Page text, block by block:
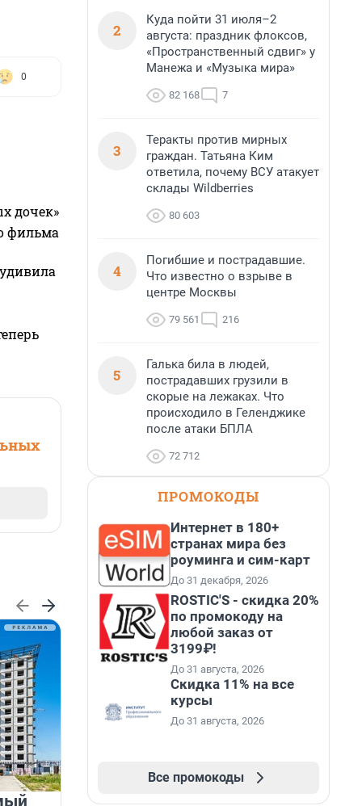
0
дочек»
фильма
«Лучший проект КРТ»
2
Куда пойти 31 июля–2
августа: праздник флоксов,
«Пространственный сдвиг» у
Манежа и «Музыка мира»
82 168 7
3
Теракты против мирных
граждан. Татьяна Ким
ответила, почему ВСУ атакует
склады Wildberries
80 603
4
Погибшие и пострадавшие.
Что известно о взрыве в
центре Москвы
79 561 216
5
Галька била в людей,
пострадавших грузили в
скорые на лежаках. Что
происходило в Геленджике
после атаки БПЛА
72 712
ПРОМОКОДЫ
Интернет в 180+
странах мира без
роуминга и сим-карт
До 31 декабря, 2026
ROSTIC'S - скидка 20%
по промокоду на
любой заказ от
3199₽!
До 31 августа, 2026
Скидка 11% на все
курсы
До 31 августа, 2026
Все промокоды